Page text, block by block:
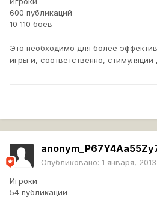
600 публикаций
10 110 боёв
Это необходимо для более
игры и, соответственно, стимуляции
Опубликовано: 1 января, 2013
Игроки
54 публикации